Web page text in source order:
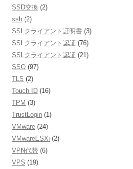
SSD交換 (2)
ssh (2)
SSLクライアント証明書 (3)
SSLクライアント認証 (76)
SSLクライアント認証 (21)
SSO (97)
TLS (2)
Touch ID (16)
TPM (3)
TrustLogin (1)
VMware (24)
VMwareESXi (2)
VPN代替 (6)
VPS (19)